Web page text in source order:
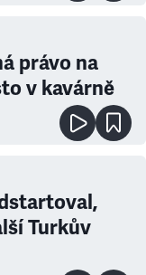
právo na
v kavárně
Turkův